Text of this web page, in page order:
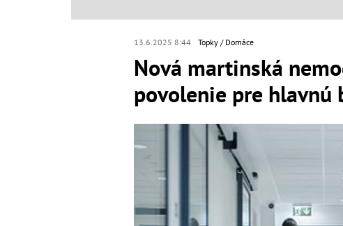
13.6.2025 8:44 Topky Domáce
Nová martinská
povolenie pre hlavnú